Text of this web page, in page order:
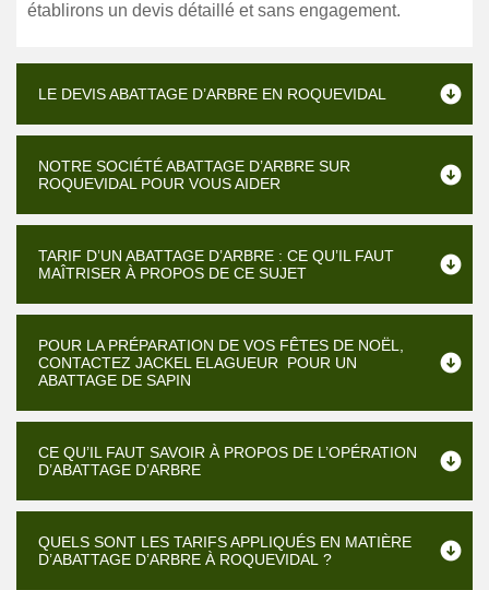
établirons un devis détaillé et sans engagement.
LE DEVIS ABATTAGE D’ARBRE EN ROQUEVIDAL
NOTRE SOCIÉTÉ ABATTAGE D’ARBRE SUR
ROQUEVIDAL POUR VOUS AIDER
TARIF D’UN ABATTAGE D’ARBRE : CE QU’IL FAUT
MAÎTRISER À PROPOS DE CE SUJET
POUR LA PRÉPARATION DE VOS FÊTES DE NOËL,
CONTACTEZ JACKEL ELAGUEUR POUR UN
ABATTAGE DE SAPIN
CE QU’IL FAUT SAVOIR À PROPOS DE L’OPÉRATION
D’ABATTAGE D’ARBRE
QUELS SONT LES TARIFS APPLIQUÉS EN MATIÈRE
D’ABATTAGE D’ARBRE À ROQUEVIDAL ?